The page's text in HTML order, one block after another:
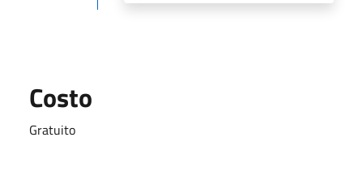
Costo
Gratuito